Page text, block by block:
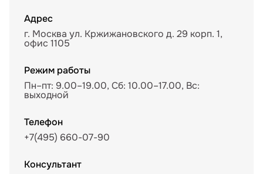
Адрес
г. Москва ул. Кржижановского д. 29 корп. 1,
офис 1105
Режим работы
Пн–пт: 9.00–19.00, Сб: 10.00–17.00, Вс:
выходной
Телефон
+7(495) 660-07-90
Консультант